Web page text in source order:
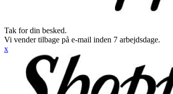
Tak for din besked.
Vi vender tilbage på e-mail inden 7 arbejdsdage.
x